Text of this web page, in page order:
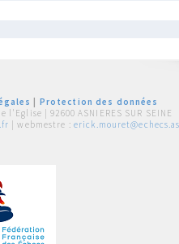
Protection des données
l'Eglise | 92600 ASNIERES SUR SEINE
| webmestre :